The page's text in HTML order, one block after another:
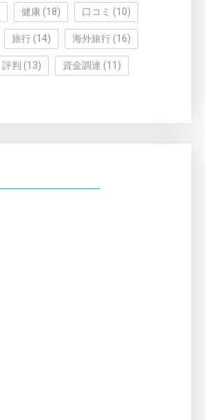
健康 (18) 口コミ (10)
旅行 (14) 海外旅行 (16)
評判 (13) 資金調達 (11)